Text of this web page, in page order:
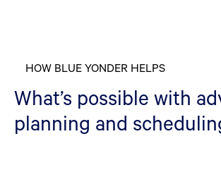
HOW BLUE YONDER HELPS
What’s possible with
planning and